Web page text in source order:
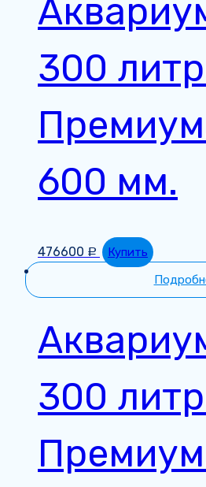
300
600 мм.
476600 Р
Купить
300